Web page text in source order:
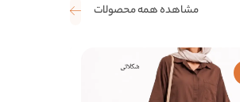
مشاهده همه محصولات